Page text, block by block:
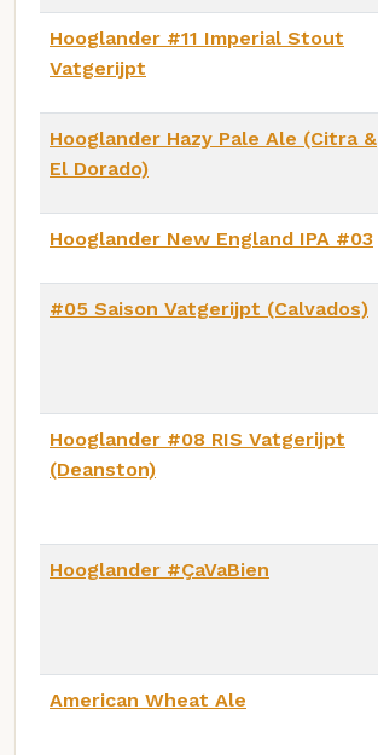
Hooglander #11 Imperial Stout
Vatgerijpt
Hooglander Hazy Pale Ale (Citra &
El Dorado)
Hooglander New England IPA #03
#05 Saison Vatgerijpt (Calvados)
Hooglander #08 RIS Vatgerijpt
(Deanston)
Hooglander #ÇaVaBien
American Wheat Ale